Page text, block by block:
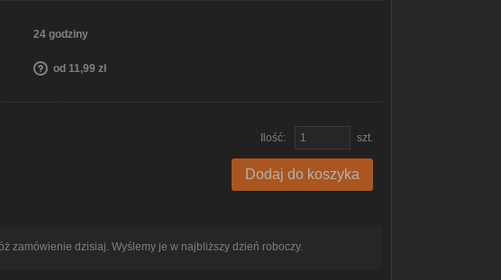
24 godziny
od 11,99 zł
Ilość: szt.
Dodaj do koszyka
zamówienie dzisiaj. Wyślemy je w najbliższy dzień roboczy.